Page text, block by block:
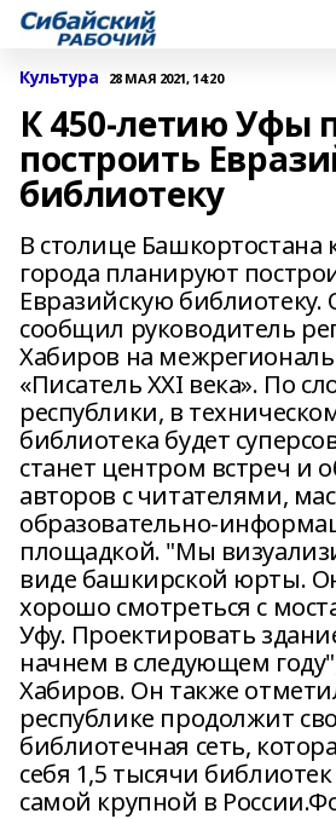
Культура 28 МАЯ 2021, 14:20
К 450-летию Уфы
построить
библиотеку
В столице Башкортостана
города планируют
Евразийскую библиотеку.
сообщил руководитель
Хабиров на
«Писатель XXI века». По
республики, в
библиотека будет
станет центром встреч и
авторов с читателями,
образовательно-
площадкой. "Мы
виде башкирской юрты.
хорошо смотреться с
Уфу. Проектировать
начнем в следующем
Хабиров. Он также
республике продолжит
библиотечная сеть,
себя 1,5 тысячи
самой крупной в